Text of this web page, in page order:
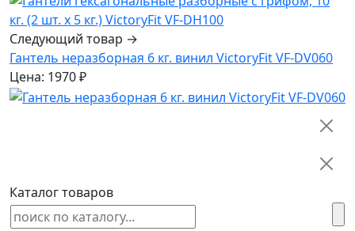
Следующий товар →
Гантель неразборная 6 кг. винил VictoryFit VF-DV060
Цена: 1970 ₽
Каталог товаров